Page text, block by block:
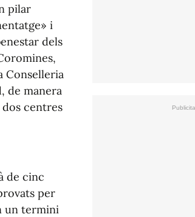
pilar
i
dels
Conselleria
de manera
centres
de cinc
per
un termini